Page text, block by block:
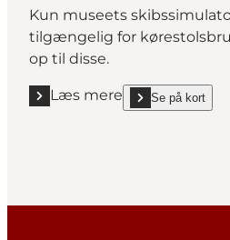
Kun museets
tilgængelig for
op til disse.
Læs mere
Læs mere "Juelsminde
Se på kort
show Juelsminde